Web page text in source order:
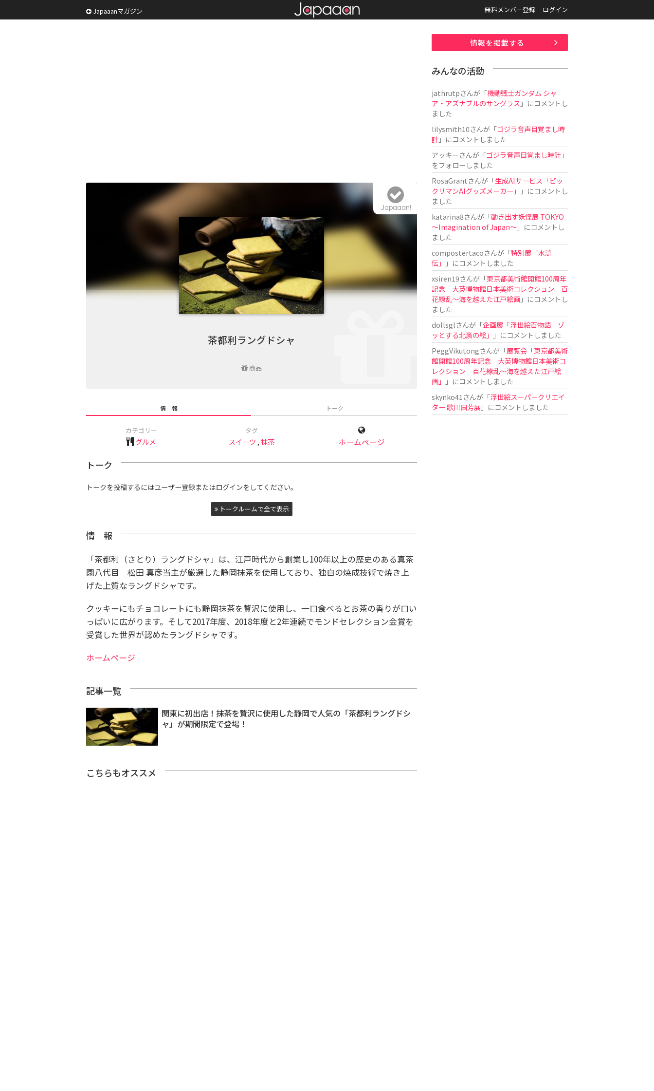
Japaaanマガジン 無料メンバー登録 ログイン
茶都利ラングドシャ
商品
Japaaan!
情 報 トーク
カテゴリー
グルメ
タグ
スイーツ , 抹茶 ホームページ
トーク
トークを投稿するにはユーザー登録またはログインをしてください。
トークルームで全て表示
情 報
「茶都利（さとり）ラングドシャ」は、江戸時代から創業し100年以上の歴史のある真茶
園八代目 松田 真彦当主が厳選した静岡抹茶を使用しており、独自の焼成技術で焼き上
げた上質なラングドシャです。
クッキーにもチョコレートにも静岡抹茶を贅沢に使用し、一口食べるとお茶の香りが口い
っぱいに広がります。そして2017年度、2018年度と2年連続でモンドセレクション金賞を
受賞した世界が認めたラングドシャです。
ホームページ
記事一覧
関東に初出店！抹茶を贅沢に使用した静岡で人気の「茶都利ラングドシ
ャ」が期間限定で登場！
こちらもオススメ
情報を掲載する
みんなの活動
jathrutpさんが「機動戦士ガンダム シャ
ア・アズナブルのサングラス 」にコメントし
ました
lilysmith10さんが「ゴジラ音声目覚まし時
計」にコメントしました
アッキーさんが「ゴジラ音声目覚まし時計」
をフォローしました
RosaGrantさんが「生成AIサービス「ビッ
クリマンAIグッズメーカー」
」にコメントし
ました
katarina8さんが「動き出す妖怪展 TOKYO
〜Imagination of Japan〜」にコメントし
ました
compostertacoさんが「特別展「水滸
伝」
」にコメントしました
xsiren19さんが「東京都美術館開館100周年
記念 大英博物館日本美術コレクション 百
花繚乱～海を越えた江戸絵画」にコメントし
ました
dollsglさんが「企画展「浮世絵百物語 ゾ
ッとする北斎の絵」
」にコメントしました
PeggVikutongさんが「展覧会「東京都美術
館開館100周年記念 大英博物館日本美術コ
レクション 百花繚乱〜海を越えた江戸絵
画」
」にコメントしました
skynko41 さんが「浮世絵スーパークリエイ
ター 歌川国芳展 」にコメントしました